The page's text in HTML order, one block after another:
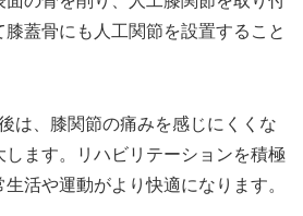
蓋骨にも人工関節を設置すること
は、膝関節の痛みを感じにくくな
します。リハビリテーションを積極
活や運動がより快適になります。